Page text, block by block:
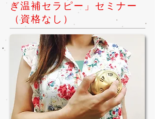
ぎ温補セラピー」セミナー
（資格なし）